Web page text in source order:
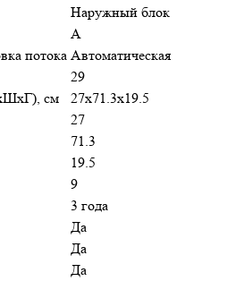
Наружный блок
A
потока Автоматическая
29
см
27x71.3x19.5
27
71.3
19.5
9
3 года
Да
Да
Да